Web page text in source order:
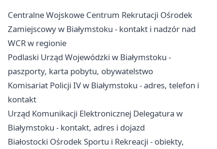
Centralne Wojskowe Centrum Rekrutacji Ośrodek
Zamiejscowy w Białymstoku - kontakt i nadzór nad
WCR w regionie
Podlaski Urząd Wojewódzki w Białymstoku -
paszporty, karta pobytu, obywatelstwo
Komisariat Policji IV w Białymstoku - adres, telefon i
kontakt
Urząd Komunikacji Elektronicznej Delegatura w
Białymstoku - kontakt, adres i dojazd
Białostocki Ośrodek Sportu i Rekreacji - obiekty,